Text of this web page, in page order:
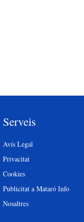
Serveis
Avís Legal
Privacitat
Cookies
Publicitat a Mataró Info
Nosaltres